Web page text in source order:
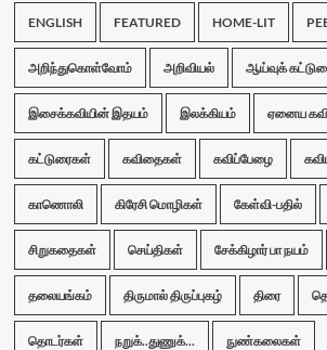
ENGLISH FEATURED HOME-LIT
அறிந்துகொள்வோம் அறிவியல் ஆய்வுக்
இசைக்கவியின் இதயம் இலக்கியம் ஏனைய
கட்டுரைகள் கவிதைகள் கவிப்பேழை
காணொலி கிரேசி மொழிகள் கேள்வி-பதில்
சிறுகதைகள் செய்திகள் சேக்கிழார் பா நயம்
தலையங்கம் திருமால் திருப்புகழ் திரை
தொடர்கள் நறுக்..துணுக்... நுண்கலைகள்